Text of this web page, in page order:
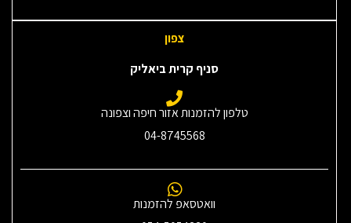
צפון
סניף קרית ביאליק
טלפון להזמנות אזור חיפה וצפונה
04-8745568
וואטסאפ להזמנות